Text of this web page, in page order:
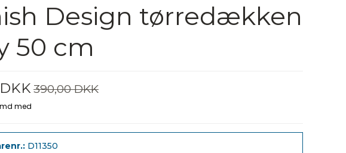
Design tørredækken
50 cm
390,00 DKK
D11350